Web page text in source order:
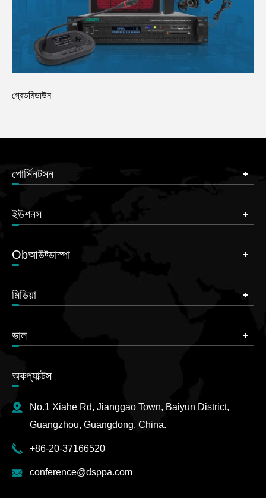
গ্রেডমিডাউন
পোর্সিনটসন
ইউশনস
Obআউট্ডাস্পা
মিডিয়া
ভাল
অকপ্যাক্টস
No.1 Xiahe Rd, Jianggao Town, Baiyun District,
Guangzhou, Guangdong, China.
+86-20-37166520
conference@dsppa.com